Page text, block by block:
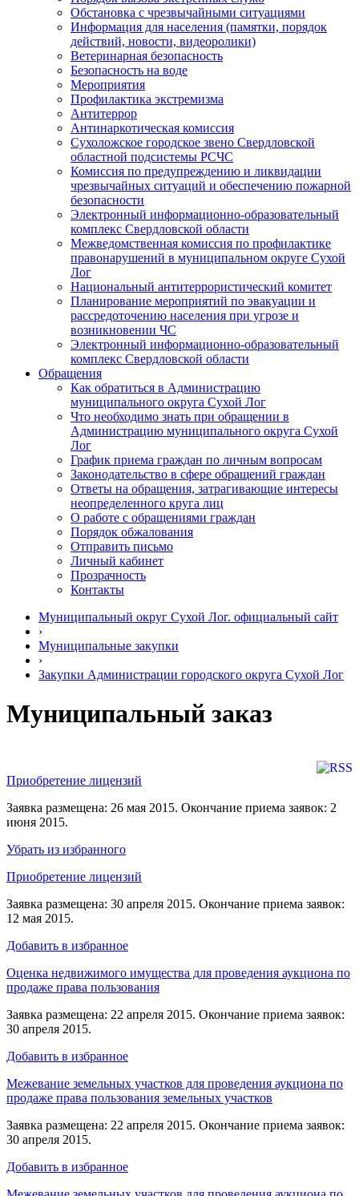
Обстановка с чрезвычайными ситуациями
Информация для населения (памятки, порядок
действий, новости, видеоролики)
Ветеринарная безопасность
Безопасность на воде
Мероприятия
Профилактика экстремизма
Антитеррор
Антинаркотическая комиссия
Сухоложское городское звено Свердловской
областной подсистемы РСЧС
Комиссия по предупреждению и ликвидации
чрезвычайных ситуаций и обеспечению пожарной
безопасности
Электронный информационно-образовательный
комплекс Cвердловской области
Межведомственная комиссия по профилактике
правонарушений в муниципальном округе Сухой
Лог
Национальный антитеррористический комитет
Планирование мероприятий по эвакуации и
рассредоточению населения при угрозе и
возникновении ЧС
Электронный информационно-образовательный
комплекс Свердловской области
Обращения
Как обратиться в Администрацию
муниципального округа Сухой Лог
Что необходимо знать при обращении в
Администрацию муниципального округа Сухой
Лог
График приема граждан по личным вопросам
Законодательство в сфере обращений граждан
Ответы на обращения, затрагивающие интересы
неопределенного круга лиц
О работе с обращениями граждан
Порядок обжалования
Отправить письмо
Личный кабинет
Прозрачность
Контакты
Муниципальный округ Сухой Лог. официальный сайт
›
Муниципальные закупки
›
Закупки Администрации городского округа Сухой Лог
Муниципальный заказ
Приобретение лицензий
Заявка размещена: 26 мая 2015. Окончание приема заявок: 2
июня 2015.
Убрать из избранного
Приобретение лицензий
Заявка размещена: 30 апреля 2015. Окончание приема заявок:
12 мая 2015.
Добавить в избранное
Оценка недвижимого имущества для проведения аукциона по
продаже права пользования
Заявка размещена: 22 апреля 2015. Окончание приема заявок:
30 апреля 2015.
Добавить в избранное
Межевание земельных участков для проведения аукциона по
продаже права пользования земельных участков
Заявка размещена: 22 апреля 2015. Окончание приема заявок:
30 апреля 2015.
Добавить в избранное